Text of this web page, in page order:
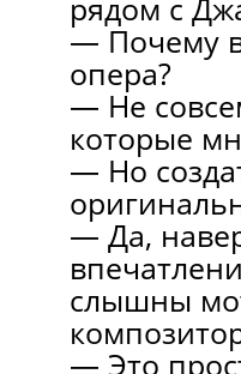
рядом с
— Почему
опера?
— Не
которые
— Но
— Да,
слышны
— Это